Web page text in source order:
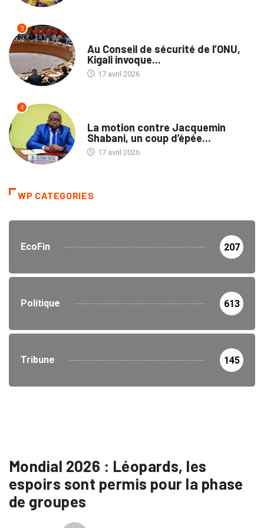
3
Au Conseil de sécurité de l’ONU,
Kigali invoque...
17 avril 2026
4
La motion contre Jacquemin
Shabani, un coup d’épée...
17 avril 2026
WP CATEGORIES
EcoFin 207
Politique 613
Tribune 145
Mondial 2026 : Léopards, les
espoirs sont permis pour la phase
de groupes